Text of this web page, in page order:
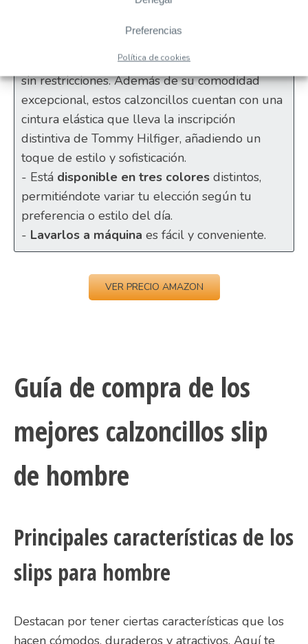
Preferencias
Política de cookies
- Están fabricados con un95% de algodón y
un 5% de elastáno , lo que proporciona
cierre elásticoasegura un ajuste seguro y
sin restricciones. Además de su comodidad
excepcional, estos calzoncillos cuentan con una
cintura elástica que lleva la inscripción
distintiva de Tommy Hilfiger, añadiendo un
toque de estilo y sofisticación.
- Está disponible en tres colores distintos,
permitiéndote variar tu elección según tu
preferencia o estilo del día.
- Lavarlos a máquina es fácil y conveniente.
VER PRECIO AMAZON
Guía de compra de los
mejores calzoncillos slip
de hombre
Principales características de los
slips para hombre
Destacan por tener ciertas características que los
hacen cómodos, duraderos y atractivos. Aquí te